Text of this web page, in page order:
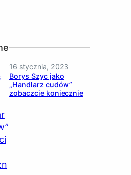
16 stycznia, 2023
Borys Szyc jako
„Handlarz cudów”
zobaczcie koniecznie